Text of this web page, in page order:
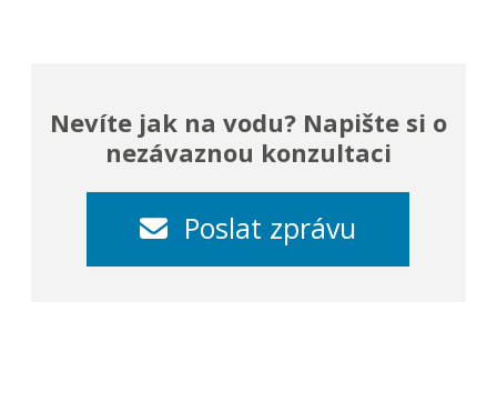
Nevíte jak na vodu? Napište si o
nezávaznou konzultaci
Poslat zprávu